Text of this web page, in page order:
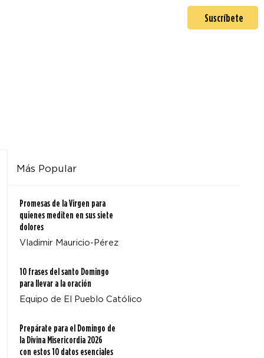
Suscríbete
Más Popular
Promesas de la Virgen para
quienes mediten en sus siete
dolores
Vladimir Mauricio-Pérez
10 frases del santo Domingo
para llevar a la oración
Equipo de El Pueblo Católico
Prepárate para el Domingo de
la Divina Misericordia 2026
con estos 10 datos esenciales